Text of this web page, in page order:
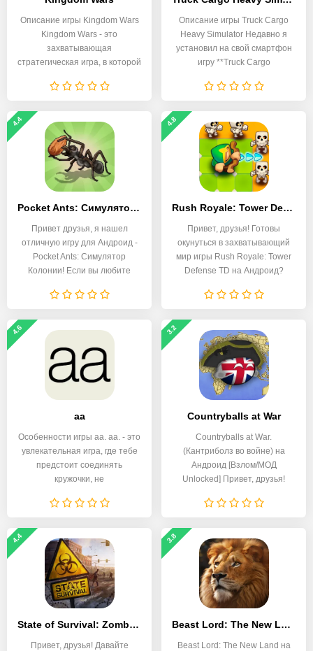
Описание игры Kingdom Wars
Kingdom Wars - это
захватывающая
стратегическая игра, в которой
Описание игры Truck Cargo
Heavy Simulator Недавно я
установил на свой смартфон
игру **Truck Cargo
4.4
Pocket Ants: Симулятор Колонии
Привет друзья, я нашел
отличную игру для Андроид -
Pocket Ants: Симулятор
Колонии! Если вы любите
4.8
Rush Royale: Tower Defense TD
Привет, друзья! Готовы
окунуться в захватывающий
мир игры Rush Royale: Tower
Defense TD на Андроид?
4.6
aa
Особенности игры aa. aa. - это
увлекательная игра, где тебе
предстоит соединять
кружочки, не
3.2
Countryballs at War
Countryballs at War.
(Кантриболз во войне) на
Андроид [Взлом/МОД
Unlocked] Привет, друзья!
4.4
State of Survival: Zombie War
Привет, друзья! Давайте
3.8
Beast Lord: The New Land
Beast Lord: The New Land на